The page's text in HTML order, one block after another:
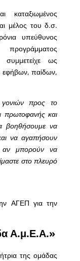
μέλος του δ.σ.
υπεύθυνος
ως
εφήβων, παίδων,
προς το
πρωτοφανής και
βοηθήσουμε να
να αγαπήσουν
αν μπορούν να
στο πλευρό
ΑΓΕΠ για την
Α.μ.Ε.Α.»
της ομάδας